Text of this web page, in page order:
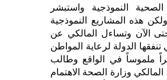
النموذجية واستبشر
ولكن هذه المشاريع النموذجية
الآن وتساءل المالكي عن
تنفقها الدولة لرعاية المواطن
ملموساً في الواقع وطالب
المالكي وزارة الصحة الاهتمام